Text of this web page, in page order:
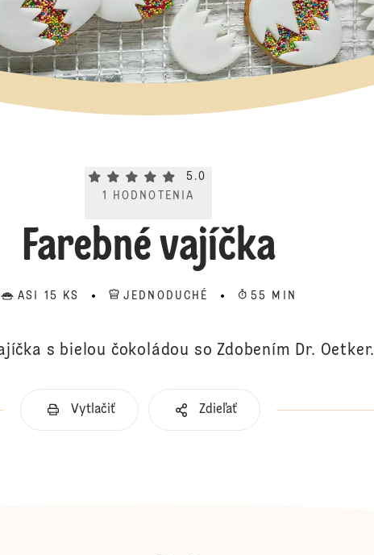
Current rating 5.0. Click to rate.
5.0
1
HODNOTENIA
Farebné vajíčka
ASI 15 KS JEDNODUCHÉ 55 MIN
s bielou čokoládou so Zdobením Dr. Oetker.
Vytlačiť Zdieľať